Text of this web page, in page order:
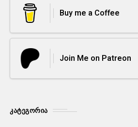
Buy me a Coffee
Join Me on Patreon
ᲙᲐᲢᲔᲒᲝᲠᲘᲐ